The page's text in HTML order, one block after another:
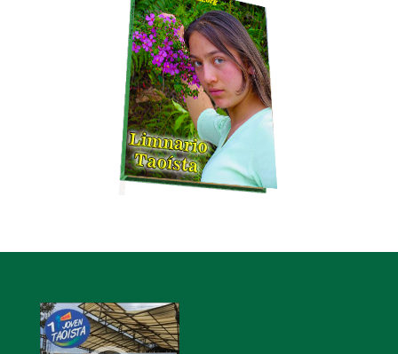
Reproductor
de
audio